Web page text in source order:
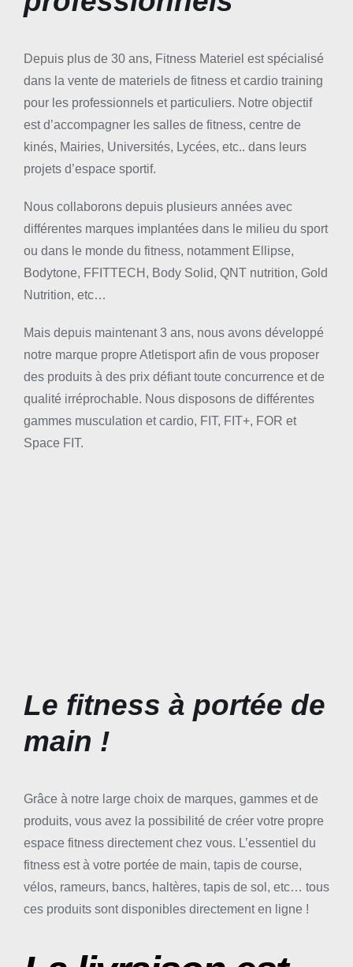
Depuis plus de 30 ans, Fitness Materiel est spécialisé
dans la vente de materiels de fitness et cardio training
pour les professionnels et particuliers. Notre objectif
est d’accompagner les salles de fitness, centre de
kinés, Mairies, Universités, Lycées, etc.. dans leurs
projets d’espace sportif.
Nous collaborons depuis plusieurs années avec
différentes marques implantées dans le milieu du sport
ou dans le monde du fitness, notamment Ellipse,
Bodytone, FFITTECH, Body Solid, QNT nutrition, Gold
Nutrition, etc…
Mais depuis maintenant 3 ans, nous avons développé
notre marque propre Atletisport afin de vous proposer
des produits à des prix défiant toute concurrence et de
qualité irréprochable. Nous disposons de différentes
gammes musculation et cardio, FIT, FIT+, FOR et
Space FIT.
Le fitness à portée de
main !
Grâce à notre large choix de marques, gammes et de
produits, vous avez la possibilité de créer votre propre
espace fitness directement chez vous. L’essentiel du
fitness est à votre portée de main, tapis de course,
vélos, rameurs, bancs, haltères, tapis de sol, etc… tous
ces produits sont disponibles directement en ligne !